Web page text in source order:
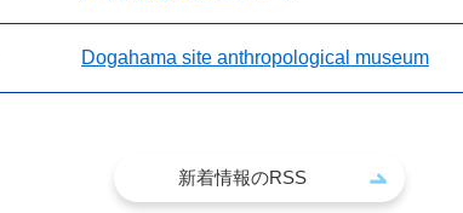
Dogahama site anthropological museum
新着情報のRSS